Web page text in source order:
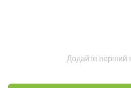
Додайте перший